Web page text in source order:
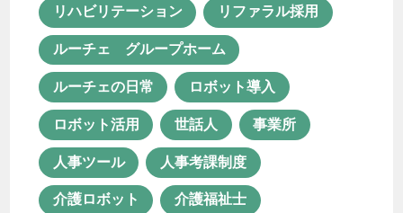
保育士資格が活かせる職業
保育所等訪問支援 働き方改革
働き甲斐 児童発達支援
児童発達支援・放課後等デイサービス
児童発達支援管理責任者
共同生活援助 医療×福祉
リハビリテーション リファラル採用
ルーチェ グループホーム
ルーチェの日常 ロボット導入
ロボット活用 世話人 事業所
人事ツール 人事考課制度
介護ロボット 介護福祉士